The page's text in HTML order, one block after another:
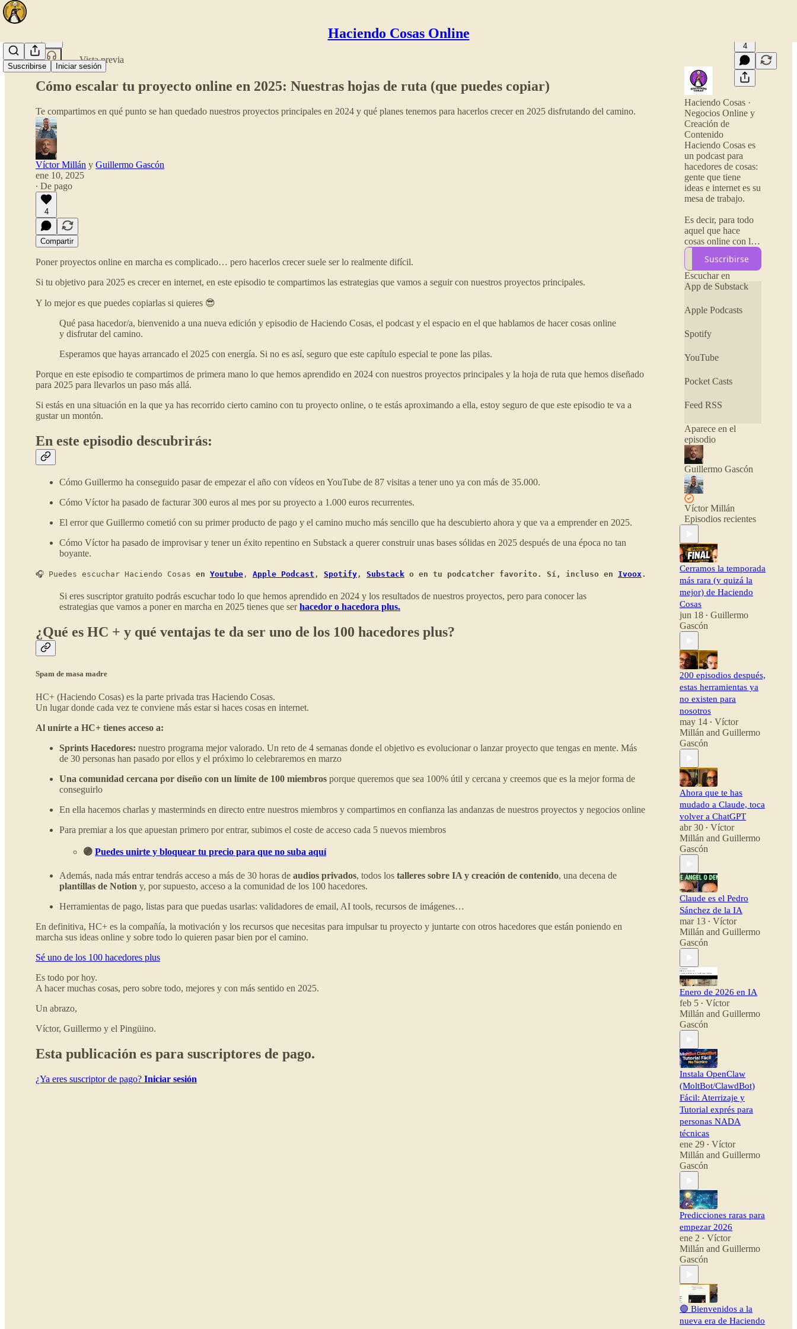
Haciendo Cosas Online
Suscribirse Iniciar sesión
Vista previa
4
Cómo escalar tu proyecto online en 2025: Nuestras hojas de ruta (que puedes copiar)
Te compartimos en qué punto se han quedado nuestros proyectos principales en 2024 y qué planes tenemos para hacerlos crecer en 2025 disfrutando del camino.
Víctor Millán y Guillermo Gascón
ene 10, 2025
∙ De pago
4
Compartir
Poner proyectos online en marcha es complicado… pero hacerlos crecer suele ser lo realmente difícil.
Si tu objetivo para 2025 es crecer en internet, en este episodio te compartimos las estrategias que vamos a seguir con nuestros proyectos principales.
Y lo mejor es que puedes copiarlas si quieres 😎
Qué pasa hacedor/a, bienvenido a una nueva edición y episodio de Haciendo Cosas, el podcast y el espacio en el que hablamos de hacer cosas online
y disfrutar del camino.
Esperamos que hayas arrancado el 2025 con energía. Si no es así, seguro que este capítulo especial te pone las pilas.
Porque en este episodio te compartimos de primera mano lo que hemos aprendido en 2024 con nuestros proyectos principales y la hoja de ruta que hemos diseñado
para 2025 para llevarlos un paso más allá.
Si estás en una situación en la que ya has recorrido cierto camino con tu proyecto online, o te estás aproximando a ella, estoy seguro de que este episodio te va a
gustar un montón.
En este episodio descubrirás:
Cómo Guillermo ha conseguido pasar de empezar el año con vídeos en YouTube de 87 visitas a tener uno ya con más de 35.000.
Cómo Víctor ha pasado de facturar 300 euros al mes por su proyecto a 1.000 euros recurrentes.
El error que Guillermo cometió con su primer producto de pago y el camino mucho más sencillo que ha descubierto ahora y que va a emprender en 2025.
Cómo Víctor ha pasado de improvisar y tener un éxito repentino en Substack a querer construir unas bases sólidas en 2025 después de una época no tan
boyante.
🎧 Puedes escuchar Haciendo Cosas en Youtube , Apple Podcast , Spotify , Substack o en tu podcatcher favorito. Sí, incluso en Ivoox .
Si eres suscriptor gratuito podrás escuchar todo lo que hemos aprendido en 2024 y los resultados de nuestros proyectos, pero para conocer las
estrategias que vamos a poner en marcha en 2025 tienes que serhacedor o hacedora plus.
¿Qué es HC + y qué ventajas te da ser uno de los 100 hacedores plus?
Spam de masa madre
HC+ (Haciendo Cosas) es la parte privada tras Haciendo Cosas.
Un lugar donde cada vez te conviene más estar si haces cosas en internet.
Al unirte a HC+ tienes acceso a:
Sprints Hacedores: nuestro programa mejor valorado. Un reto de 4 semanas donde el objetivo es evolucionar o lanzar proyecto que tengas en mente. Más
de 30 personas han pasado por ellos y el próximo lo celebraremos en marzo
Una comunidad cercana por diseño con un límite de 100 miembros porque queremos que sea 100% útil y cercana y creemos que es la mejor forma de
conseguirlo
En ella hacemos charlas y masterminds en directo entre nuestros miembros y compartimos en confianza las andanzas de nuestros proyectos y negocios online
Para premiar a los que apuestan primero por entrar, subimos el coste de acceso cada 5 nuevos miembros
🟣 Puedes unirte y bloquear tu precio para que no suba aquí
Además, nada más entrar tendrás acceso a más de 30 horas de audios privados, todos los talleres sobre IA y creación de contenido, una decena de
plantillas de Notion y, por supuesto, acceso a la comunidad de los 100 hacedores.
Herramientas de pago, listas para que puedas usarlas: validadores de email, AI tools, recursos de imágenes…
En definitiva, HC+ es la compañía, la motivación y los recursos que necesitas para impulsar tu proyecto y juntarte con otros hacedores que están poniendo en
marcha sus ideas online y sobre todo lo quieren pasar bien por el camino.
Sé uno de los 100 hacedores plus
Es todo por hoy.
A hacer muchas cosas, pero sobre todo, mejores y con más sentido en 2025.
Un abrazo,
Víctor, Guillermo y el Pingüino.
Esta publicación es para suscriptores de pago.
¿Ya eres suscriptor de pago? Iniciar sesión
Haciendo Cosas ·
Negocios Online y
Creación de
Contenido
Haciendo Cosas es
un podcast para
hacedores de cosas:
gente que tiene
ideas e internet es su
mesa de trabajo.
Es decir, para todo
aquel que hace
cosas online con la
vocación de
buscarse la vida en
internet y ser lo más
feliz posible
haciéndolo. Gente
inquieta, en
definitiva.
Hablamos de crear y
proyectos y
estrategias de
contenidos y
camino o distraernos
también un poco.
En resumen:
buscarse la vida en
internet sin flipadas.
O quizá con
bastantes. Tendrás
que escucharlo para
saberlo.
👉
haciendocosas.onlin
e
Suscribirse
Escuchar en
App de Substack
Apple Podcasts
Spotify
YouTube
Pocket Casts
Feed RSS
Aparece en el
episodio
Guillermo Gascón
Víctor Millán
Episodios recientes
Cerramos la temporada
más rara (y quizá la
mejor) de Haciendo
Cosas
jun 18 • Guillermo
Gascón
200 episodios después,
estas herramientas ya
no existen para
nosotros
may 14 • Víctor
Millán and Guillermo
Gascón
Ahora que te has
mudado a Claude, toca
volver a ChatGPT
abr 30 • Víctor
Millán and Guillermo
Gascón
Claude es el Pedro
Sánchez de la IA
mar 13 • Víctor
Millán and Guillermo
Gascón
Enero de 2026 en IA
feb 5 • Víctor
Millán and Guillermo
Gascón
Instala OpenClaw
(MoltBot/ClawdBot)
Fácil: Aterrizaje y
Tutorial exprés para
personas NADA
técnicas
ene 29 • Víctor
Millán and Guillermo
Gascón
Predicciones raras para
empezar 2026
ene 2 • Víctor
Millán and Guillermo
Gascón
🟣 Bienvenidos a la
nueva era de Haciendo